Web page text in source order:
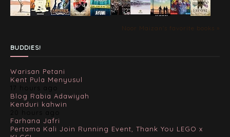
Noor Maizan's favorite books »
BUDDIES!
Warisan Petani
Kent Pula Menyusul
Blog Rabia Adawiyah
Kenduri kahwin
Farhana Jafri
Pertama Kali Join Running Event, Thank You LEGO x